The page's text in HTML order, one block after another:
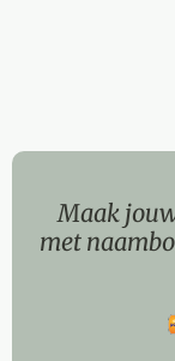
Maak
met